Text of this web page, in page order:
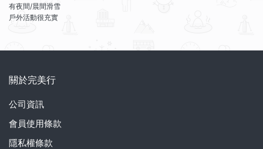
有夜間/晨間滑雪
戶外活動很充實
關於完美行
公司資訊
會員使用條款
隱私權條款